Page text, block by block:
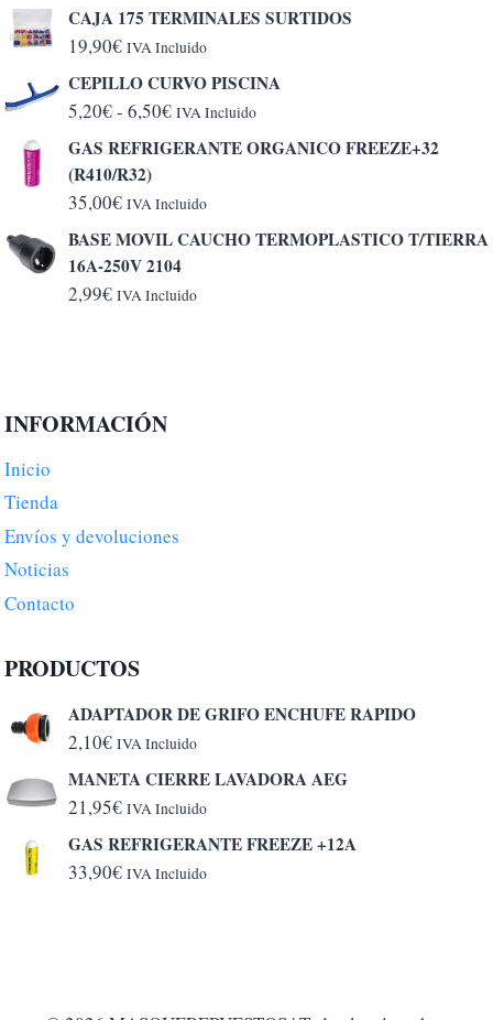
CAJA 175 TERMINALES SURTIDOS
19,90€ IVA Incluido
CEPILLO CURVO PISCINA
5,20€- 6,50€Rango
de
desde
5,20€
hasta
6,50€
IVA Incluido
GAS REFRIGERANTE ORGANICO FREEZE+32
(R410/R32)
35,00€ IVA Incluido
BASE MOVIL CAUCHO TERMOPLASTICO T/TIERRA
16A-250V 2104
2,99€ IVA Incluido
INFORMACIÓN
Inicio
Tienda
Envíos y devoluciones
Noticias
Contacto
PRODUCTOS
ADAPTADOR DE GRIFO ENCHUFE RAPIDO
2,10€ IVA Incluido
MANETA CIERRE LAVADORA AEG
21,95€ IVA Incluido
GAS REFRIGERANTE FREEZE +12A
33,90€ IVA Incluido